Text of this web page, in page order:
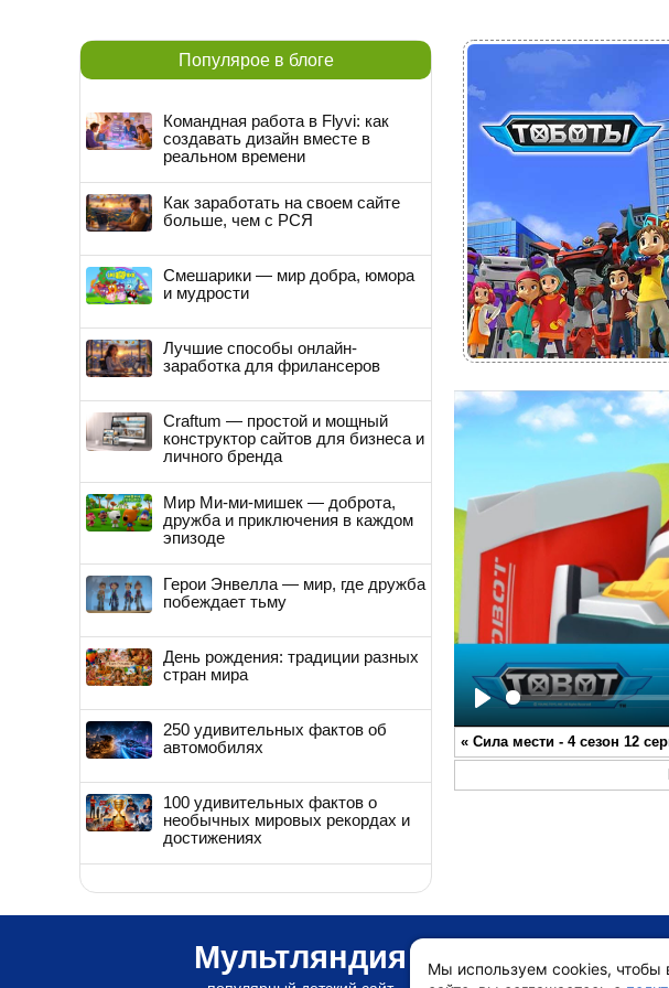
Play
« Сила мести - 4 сезон 12
Популярое в блоге
Командная работа в Flyvi: как
создавать дизайн вместе в
реальном времени
Как заработать на своем сайте
больше, чем с РСЯ
Смешарики — мир добра, юмора
и мудрости
Лучшие способы онлайн-
заработка для фрилансеров
Craftum — простой и мощный
конструктор сайтов для бизнеса и
личного бренда
Мир Ми-ми-мишек — доброта,
дружба и приключения в каждом
эпизоде
Герои Энвелла — мир, где дружба
побеждает тьму
День рождения: традиции разных
стран мира
250 удивительных фактов об
автомобилях
100 удивительных фактов о
необычных мировых рекордах и
достижениях
Мультляндия
Мы используем cookies, чтобы